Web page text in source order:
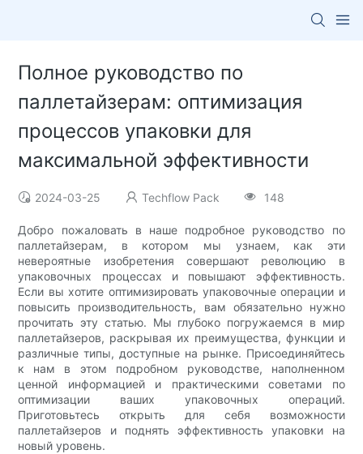
Полное руководство по
паллетайзерам: оптимизация
процессов упаковки для
максимальной эффективности
2024-03-25 Techflow Pack 148
Добро пожаловать в наше подробное руководство по
паллетайзерам, в котором мы узнаем, как эти
невероятные изобретения совершают революцию в
упаковочных процессах и повышают эффективность.
Если вы хотите оптимизировать упаковочные операции и
повысить производительность, вам обязательно нужно
прочитать эту статью. Мы глубоко погружаемся в мир
паллетайзеров, раскрывая их преимущества, функции и
различные типы, доступные на рынке. Присоединяйтесь
к нам в этом подробном руководстве, наполненном
ценной информацией и практическими советами по
оптимизации ваших упаковочных операций.
Приготовьтесь открыть для себя возможности
паллетайзеров и поднять эффективность упаковки на
новый уровень.